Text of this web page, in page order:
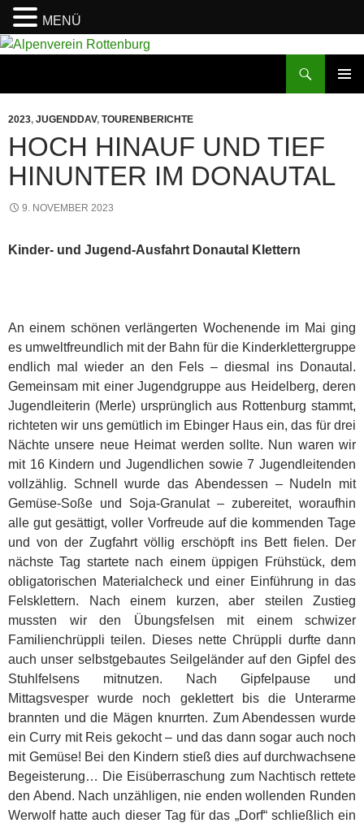
Zum
2023, JUGENDDAV, TOURENBERICHTE
HOCH HINAUF UND TIEF
HINUNTER IM DONAUTAL
9. NOVEMBER 2023
Kinder- und Jugend-Ausfahrt Donautal Klettern
An einem schönen verlängerten Wochenende im Mai ging
es umweltfreundlich mit der Bahn für die Kinderklettergruppe
endlich mal wieder an den Fels – diesmal ins Donautal.
Gemeinsam mit einer Jugendgruppe aus Heidelberg, deren
Jugendleiterin (Merle) ursprünglich aus Rottenburg stammt,
richteten wir uns gemütlich im Ebinger Haus ein, das für drei
Nächte unsere neue Heimat werden sollte. Nun waren wir
mit 16 Kindern und Jugendlichen sowie 7 Jugendleitenden
vollzählig. Schnell wurde das Abendessen – Nudeln mit
Gemüse-Soße und Soja-Granulat – zubereitet, woraufhin
alle gut gesättigt, voller Vorfreude auf die kommenden Tage
und von der Zugfahrt völlig erschöpft ins Bett fielen. Der
nächste Tag startete nach einem üppigen Frühstück, dem
obligatorischen Materialcheck und einer Einführung in das
Felsklettern. Nach einem kurzen, aber steilen Zustieg
mussten wir den Übungsfelsen mit einem schwizer
Familienchrüppli teilen. Dieses nette Chrüppli durfte dann
auch unser selbstgebautes Seilgeländer auf den Gipfel des
Stuhlfelsens mitnutzen. Nach Gipfelpause und
Mittagsvesper wurde noch geklettert bis die Unterarme
brannten und die Mägen knurrten. Zum Abendessen wurde
ein Curry mit Reis gekocht – und das dann sogar auch noch
mit Gemüse! Bei den Kindern stieß dies auf durchwachsene
Begeisterung… Die Eisüberraschung zum Nachtisch rettete
den Abend. Nach unzähligen, nie enden wollenden Runden
Werwolf hatte auch dieser Tag für das „Dorf“ schließlich ein
MENÜ